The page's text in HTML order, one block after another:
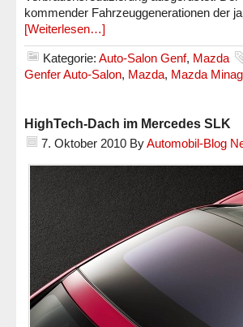
kommender Fahrzeuggenerationen der
[Weiterlesen…]
Kategorie: Auto-Salon Genf, Mazda
Genfer Auto-Salon, Mazda, Mazda
HighTech-Dach im Mercedes SLK
7. Oktober 2010 ByAutomobil-Blog